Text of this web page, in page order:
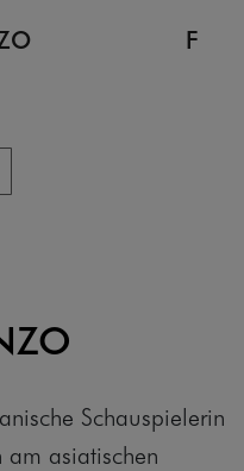
Schauspielerin
am asiatischen